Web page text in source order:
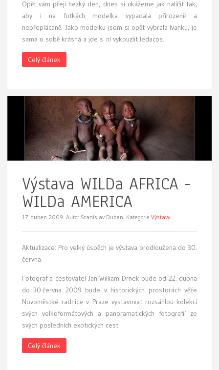
Opět vám přeji hezký den, dnes si ukážeme jak nalíčit tak,
aby i na fotkách modelka vypadala přirozeně a
nepřeplácaně. Jako modelku jsem si opět vybrala Ivanku, je
sama o sobě krásná a jde s ní vykouzlit ledacos.
Celý článek
Výstava WILDa AFRICA -
WILDa AMERICA
17. duben 2009. Autor Stanislav Duben. Kategorie Výstavy
Aktualizace: Pro velký úspěch je výstava prodloužena do 30.
června.
Fotograf a cestovatel Jan William Drnek bude od 22. dubna
do 30.června 2009 bude v historických prostorách věže
Novoměstké radnice v Praze vystavovat rozsáhlou kolekci
svých velkoformátových a panoramatických fotografií ze
svých posledních exotických cest.
Celý článek